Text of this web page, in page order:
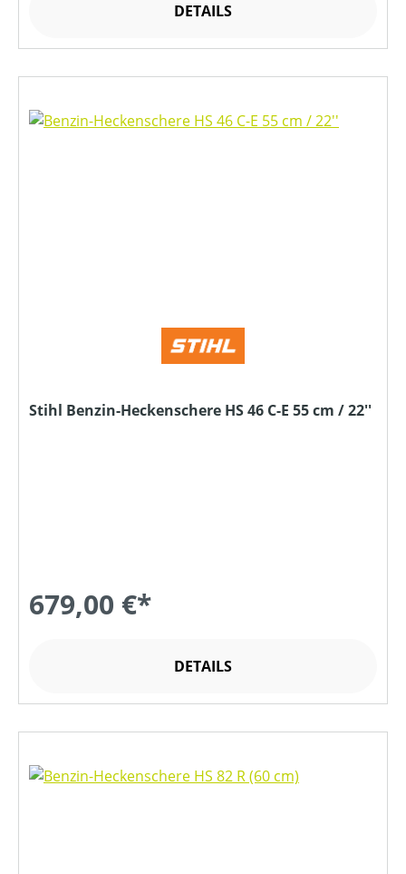
DETAILS
Stihl Benzin-Heckenschere HS 46 C-E 55 cm / 22''
679,00 €*
DETAILS